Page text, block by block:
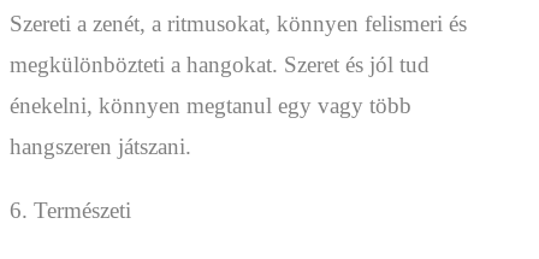
Szereti a zenét, a ritmusokat, könnyen felismeri és
megkülönbözteti a hangokat. Szeret és jól tud
énekelni, könnyen megtanul egy vagy több
hangszeren játszani.
6. Természeti